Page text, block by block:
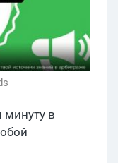
минуту в